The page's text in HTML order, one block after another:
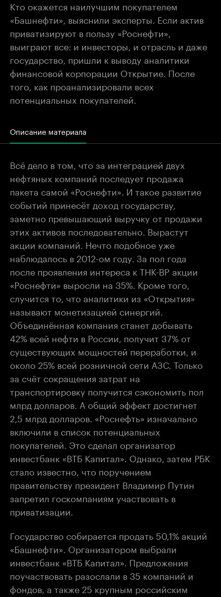
Кто окажется наилучшим покупателем
«Башнефти», выяснили эксперты. Если актив
приватизируют в пользу «Роснефти»,
выиграют все: и инвесторы, и отрасль и даже
государство, пришли к выводу аналитики
финансовой корпорации Открытие. После
того, как проанализировали всех
потенциальных покупателей.
Описание материала
Всё дело в том, что за интеграцией двух
нефтяных компаний последует продажа
пакета самой «Роснефти». И такое развитие
событий принесёт доход государству,
заметно превышающий выручку от продажи
этих активов последовательно. Вырастут
акции компаний. Нечто подобное уже
наблюдалось в 2012-ом году. За пол года
после проявления интереса к ТНК-BP акции
«Роснефти» выросли на 35%. Кроме того,
случится то, что аналитики из «Открытия»
называют монетизацией синергий.
Объединённая компания станет добывать
42% всей нефти в России, получит 37% от
существующих мощностей переработки, и
около 25% всей розничной сети АЗС. Только
за счёт сокращения затрат на
транспортировку получится сэкономить пол
млрд долларов. А общий эффект достигнет
2,5 млрд долларов. «Роснефть» изначально
включили в список потенциальных
покупателей. Это сделал организатор
инвестбанк «ВТБ Капитал». Однако, затем РБК
стало известно, что поручением
правительству президент Владимир Путин
запретил госкомпаниям участвовать в
приватизации.
Государство собирается продать 50,1% акций
«Башнефти». Организатором выбрали
инвестбанк «ВТБ Капитал». Предложения
поучаствовать разослали в 35 компаний и
фондов, а также 25 крупным российским